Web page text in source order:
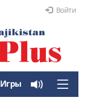
Войти
Toggle
Игры